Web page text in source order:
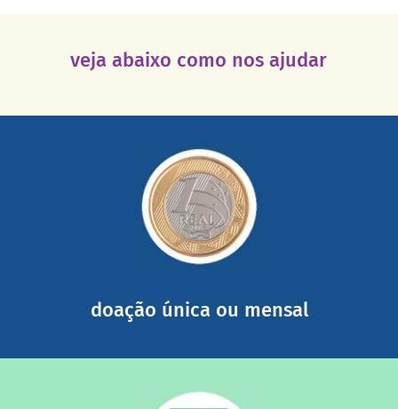
veja abaixo como nos ajudar
doação única ou mensal
mail mostrando tudo o que fizemos com a sua ajuda
somada a de outras pessoas.
saiba mais